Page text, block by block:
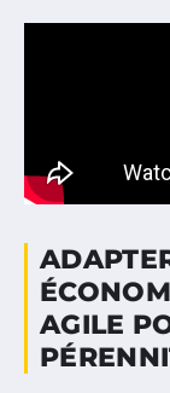
AGILE